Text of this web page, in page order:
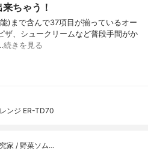
ちゃう！
)まで含んで37項目が揃っているオー
ザ、シュークリームなど普段手間がか
続きを見る
ンジ ER-TD70
家 / 野菜ソム…